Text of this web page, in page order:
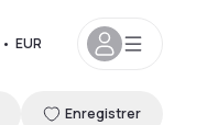
• EUR
Enregistrer